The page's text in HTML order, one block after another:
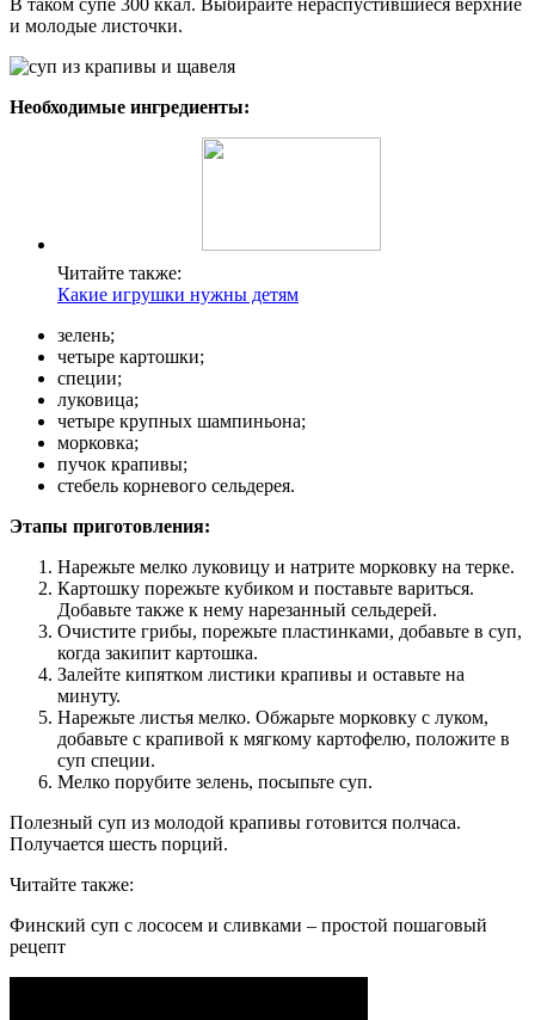
В таком супе 300 ккал. Выбирайте нераспустившиеся верхние
и молодые листочки.
Необходимые ингредиенты:
Читайте также:
Какие игрушки нужны детям
зелень;
четыре картошки;
специи;
луковица;
четыре крупных шампиньона;
морковка;
пучок крапивы;
стебель корневого сельдерея.
Этапы приготовления:
Нарежьте мелко луковицу и натрите морковку на терке.
Картошку порежьте кубиком и поставьте вариться.
Добавьте также к нему нарезанный сельдерей.
Очистите грибы, порежьте пластинками, добавьте в суп,
когда закипит картошка.
Залейте кипятком листики крапивы и оставьте на
минуту.
Нарежьте листья мелко. Обжарьте морковку с луком,
добавьте с крапивой к мягкому картофелю, положите в
суп специи.
Мелко порубите зелень, посыпьте суп.
Полезный суп из молодой крапивы готовится полчаса.
Получается шесть порций.
Читайте также:
Финский суп с лососем и сливками – простой пошаговый
рецепт